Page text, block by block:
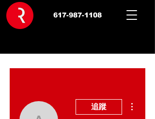
617-987-1108
追蹤